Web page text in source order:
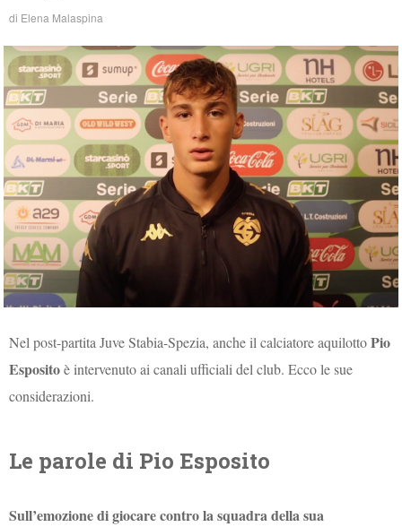
di Elena Malaspina
Nel post-partita Juve Stabia-Spezia, anche il calciatore aquilottoPio
Espositoè intervenuto ai canali ufficiali del club. Ecco le sue
considerazioni.
Le parole di Pio Esposito
Sull’emozione di giocare contro la squadra della sua